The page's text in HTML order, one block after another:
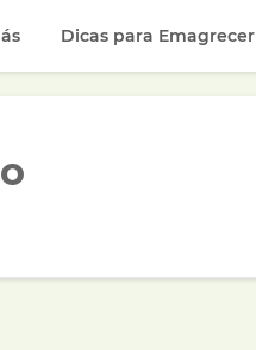
Dicas para Emagrecer